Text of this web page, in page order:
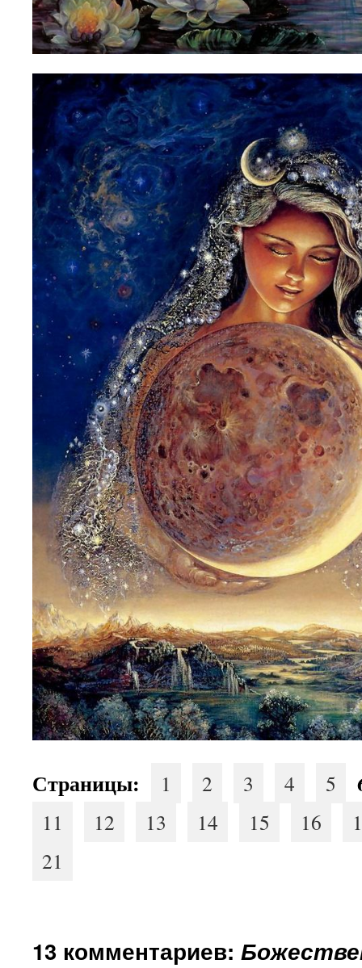
Страницы: 1 2 3 4 5
11 12 13 14 15 16
21
13 комментариев: